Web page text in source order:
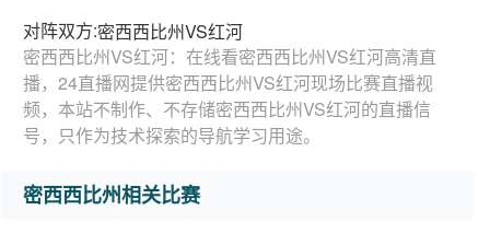
对阵双方:密西西比州VS红河
密西西比州VS红河：在线看密西西比州VS红河高清直
播，24直播网提供密西西比州VS红河现场比赛直播视
频，本站不制作、不存储密西西比州VS红河的直播信
号，只作为技术探索的导航学习用途。
密西西比州相关比赛